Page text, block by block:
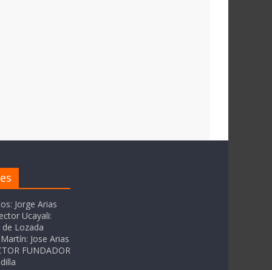
Jorge Arias
Ucayali:
Lozada
Jose Arias
FUNDADOR